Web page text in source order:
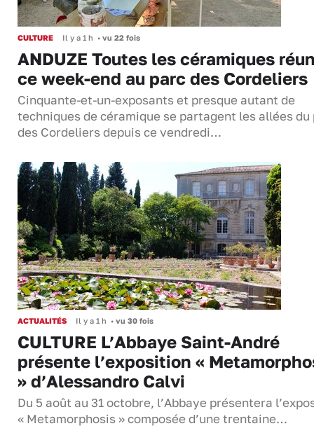
CULTURE Il y a 1 h • vu 22 fois
ANDUZE Toutes les céramiques
ce week-end au parc des Cordeliers
Cinquante-et-un-exposants et presque autant de
techniques de céramique se partagent les allées du
des Cordeliers depuis ce vendredi…
ACTUALITÉS Il y a 1 h • vu 30 fois
CULTURE L’Abbaye Saint-André
présente l’exposition «
» d’Alessandro Calvi
Du 5 août au 31 octobre, l’Abbaye présentera
« Metamorphosis » composée d’une trentaine…